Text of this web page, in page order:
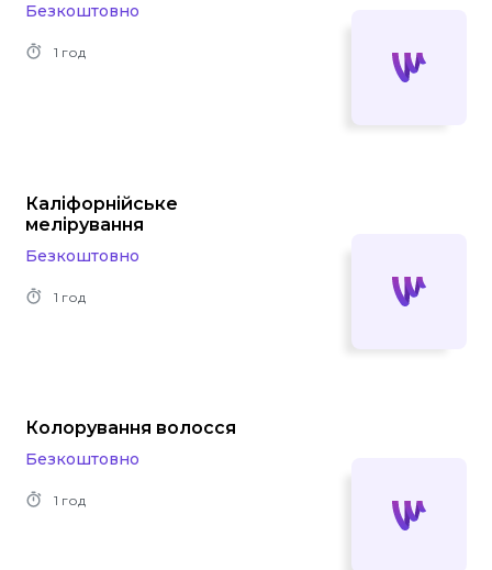
Безкоштовно
1 год
Каліфорнійське
мелірування
Безкоштовно
1 год
Колорування волосся
Безкоштовно
1 год